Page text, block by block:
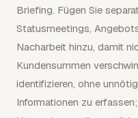
Briefing. Fügen Sie
Statusmeetings,
Nacharbeit hinzu, damit
Kundensummen
identifizieren, ohne
Informationen zu